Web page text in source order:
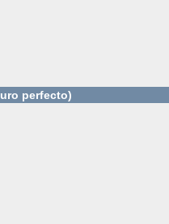
perfecto)